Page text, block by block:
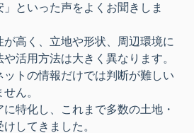
といった声をよくお聞きしま
高く、立地や形状、周辺環境に
活用方法は大きく異なります。
トの情報だけでは判断が難しい
ん。
特化し、これまで多数の土地・
してきました。